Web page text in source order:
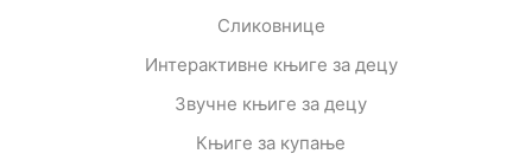
Сликовнице
Интерактивне књиге за децу
Звучне књиге за децу
Књиге за купање